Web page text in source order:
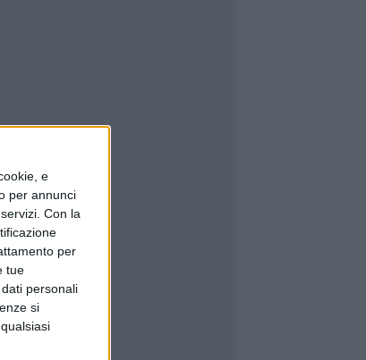
e
per annunci
Con la
per
tue
personali
si